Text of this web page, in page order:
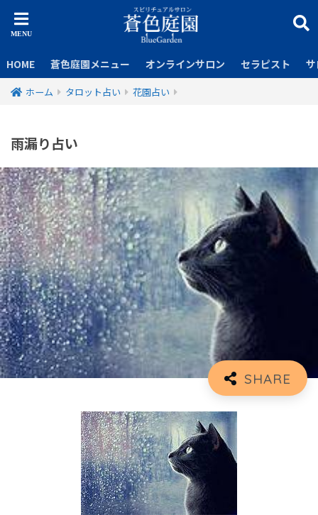
HOME 蒼色庭園メニュー オンラインサロン セラピスト
ホーム タロット占い 花園占い
雨漏り占い